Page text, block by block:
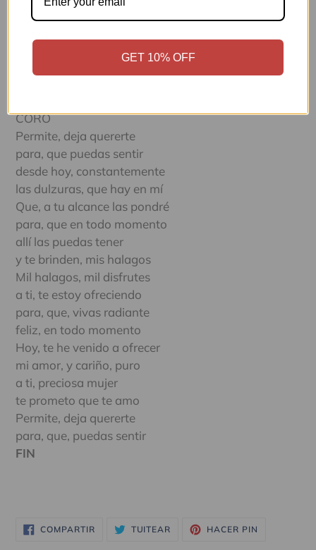
permíteme, que te lleve
Extasiada, y vibrante
brotándote, por los poros
CORO
Permite, deja quererte
para, que puedas sentir
desde hoy, constantemente
las dulzuras, que hay en mí
Que, a tu alcance las pondré
para, que en todo momento
allí las puedas tener
y te brinden, mis halagos
Mil halagos, mil disfrutes
a ti, te estoy ofreciendo
para, que, vivas radiante
feliz, en todo momento
Hoy, te he venido a ofrecer
mi amor, y cariño, puro
a ti, preciosa mujer
te prometo que te amo
Permite, deja quererte
para, que, puedas sentir
FIN
COMPARTIRCOMPARTIR
EN
TUITEAR TUITEARHACER PIN
GET 10% OFF